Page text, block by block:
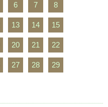
6 7 8
13 14 15
20 21 22
27 28 29